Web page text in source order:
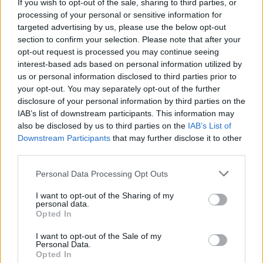
If you wish to opt-out of the sale, sharing to third parties, or
processing of your personal or sensitive information for
targeted advertising by us, please use the below opt-out
section to confirm your selection. Please note that after your
opt-out request is processed you may continue seeing
interest-based ads based on personal information utilized by
us or personal information disclosed to third parties prior to
your opt-out. You may separately opt-out of the further
disclosure of your personal information by third parties on the
IAB’s list of downstream participants. This information may
also be disclosed by us to third parties on the IAB’s List of
Downstream Participants that may further disclose it to other
Please note that this website/app uses one or more Google
not limited to your visit or usage behaviour. You may click to
grant or deny consent to Google and its third-party tags to
use your data for below specified purposes in below Google
consent section.
Personal Data Processing Opt Outs
I want to opt-out of the Sharing of my
personal data.
Opted In
I want to opt-out of the Sale of my
Personal Data.
Opted In
részletenként hagyja el a gyerekkorát, ahogy
a felesleges ruháikat, könyveiket és a
menekülésre tartogatott vagyontárgyaikat is.
A háborús gyerekek hiába nem vettek részt
tevékenyen a harcokban, bennük sokkal
inkább betokozódott és megrohadt valami,
mint a felnőttekben. Hiszen fogalmuk sem
volt, hogy voltaképpen miben vesznek részt,
és egy burokból sokkal keményebb az
ébredés, mint az önként vállalt
elköteleződésből.